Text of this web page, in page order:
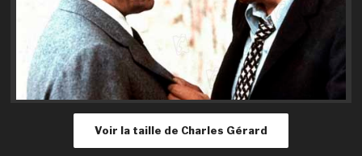
Voir la taille de Charles Gérard